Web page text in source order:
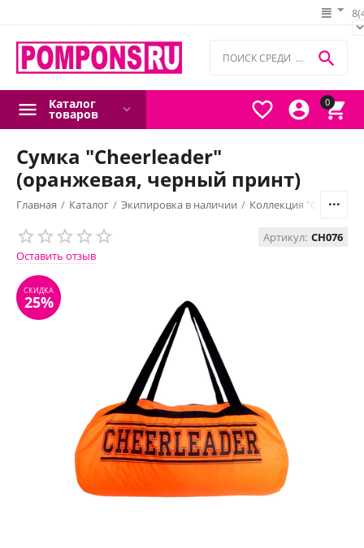
0




Каталог
товаров
Сумка "Cheerleader"
(оранжевая, черный принт)
Главная / Каталог / Экипировка в наличии / Коллекция
Оставить отзыв
Артикул: CH076
СКИДКА
25%